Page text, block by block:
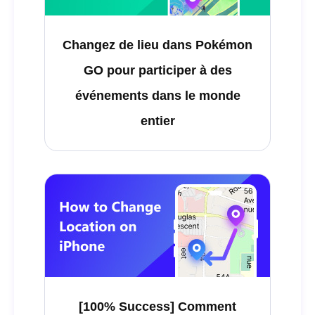
Changez de lieu dans Pokémon
GO pour participer à des
événements dans le monde
entier
[100% Success] Comment